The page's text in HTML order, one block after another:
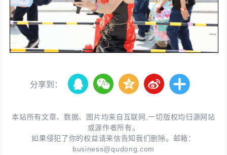
分享到：
本站所有文章、数据、图片均来自互联网,一切版权均归源网站
或源作者所有。
如果侵犯了你的权益请来信告知我们删除。邮箱：
business@qudong.com